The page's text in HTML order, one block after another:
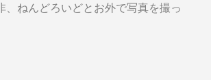
、ねんどろいどとお外で写真を撮っ